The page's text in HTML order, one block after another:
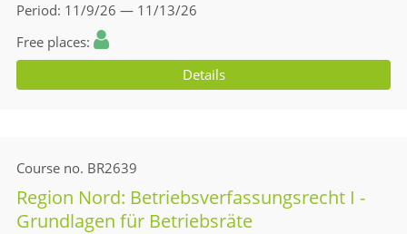
Period 11/9/26 — 11/13/26
Free places
Details
Course no. BR2639
Region Nord: Betriebsverfassungsrecht I -
Grundlagen für Betriebsräte